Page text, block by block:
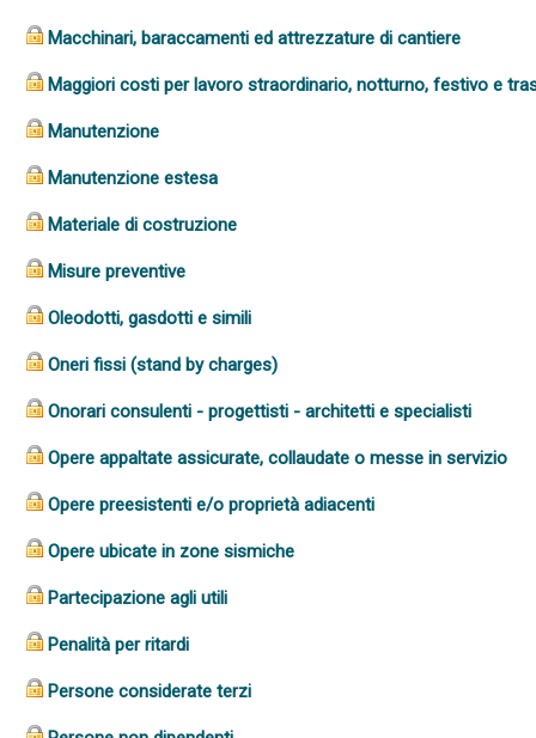
Macchinari, baraccamenti ed attrezzature di cantiere
Maggiori costi per lavoro straordinario, notturno, festivo e
Manutenzione
Manutenzione estesa
Materiale di costruzione
Misure preventive
Oleodotti, gasdotti e simili
Oneri fissi (stand by charges)
Onorari consulenti - progettisti - architetti e specialisti
Opere appaltate assicurate, collaudate o messe in servizio
Opere preesistenti e/o proprietà adiacenti
Opere ubicate in zone sismiche
Partecipazione agli utili
Penalità per ritardi
Persone considerate terzi